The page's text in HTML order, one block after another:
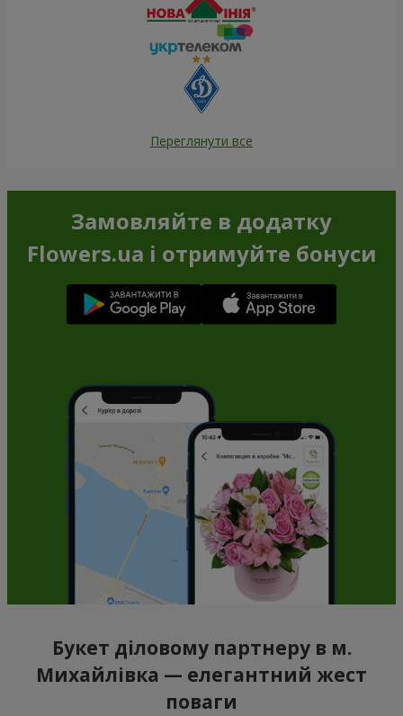
Переглянути все
Замовляйте в додатку
Flowers.ua і отримуйте бонуси
Букет діловому партнеру в м.
Михайлівка — елегантний жест
поваги